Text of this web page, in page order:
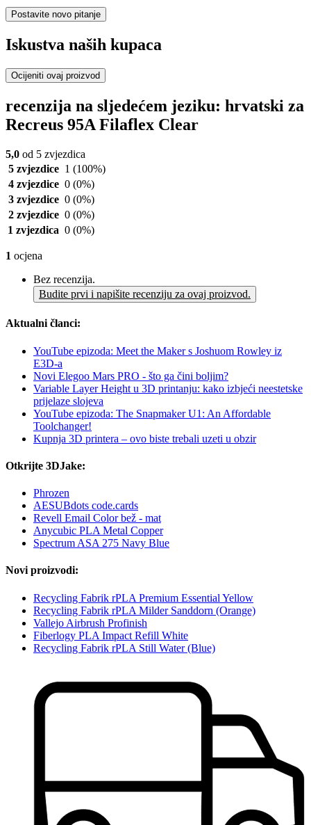
Postavite novo pitanje
Iskustva naših kupaca
Ocijeniti ovaj proizvod
recenzija na sljedećem jeziku: hrvatski za
Recreus 95A Filaflex Clear
5,0 od 5 zvjezdica
5 zvjezdice 1 (100%)
4 zvjezdice 0 (0%)
3 zvjezdice 0 (0%)
2 zvjezdice 0 (0%)
1 zvjezdica 0 (0%)
1 ocjena
Bez recenzija.
Budite prvi i napišite recenziju za ovaj proizvod.
Aktualni članci:
YouTube epizoda: Meet the Maker s Joshuom Rowley iz
E3D-a
Novi Elegoo Mars PRO - što ga čini boljim?
Variable Layer Height u 3D printanju: kako izbjeći neestetske
prijelaze slojeva
YouTube epizoda: The Snapmaker U1: An Affordable
Toolchanger!
Kupnja 3D printera – ovo biste trebali uzeti u obzir
Otkrijte 3DJake:
Phrozen
AESUBdots code.cards
Revell Email Color bež - mat
Anycubic PLA Metal Copper
Spectrum ASA 275 Navy Blue
Novi proizvodi:
Recycling Fabrik rPLA Premium Essential Yellow
Recycling Fabrik rPLA Milder Sanddorn (Orange)
Vallejo Airbrush Profinish
Fiberlogy PLA Impact Refill White
Recycling Fabrik rPLA Still Water (Blue)